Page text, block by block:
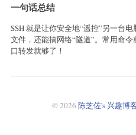
一句话总结
SSH 就是让你安全地“遥控”另一台
文件，还能搞网络“隧道”。常用命令
口转发就够了！
© 2026 陈芝佐's 兴趣博